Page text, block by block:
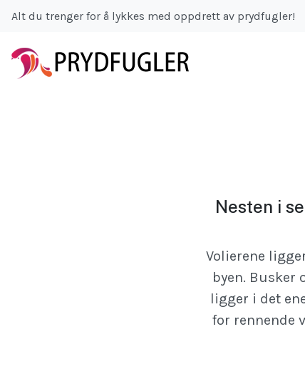
Alt du trenger for å lykkes med oppdrett av prydfugler!
Nesten i
Volierene
byen. Busker
ligger i det
for rennende